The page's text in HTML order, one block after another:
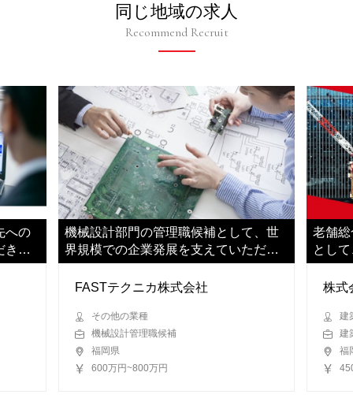
同じ地域の求人
Recommend Recruit
への
きま
機械設計部門の管理職候補として、世
界規模での企業発展を支えていただき
ます
FASTテクニカ株式会社
その他の業種
機械設計管理職候補
福岡県
600万円~800万円
老舗
とし
いた
株式
建
建
福